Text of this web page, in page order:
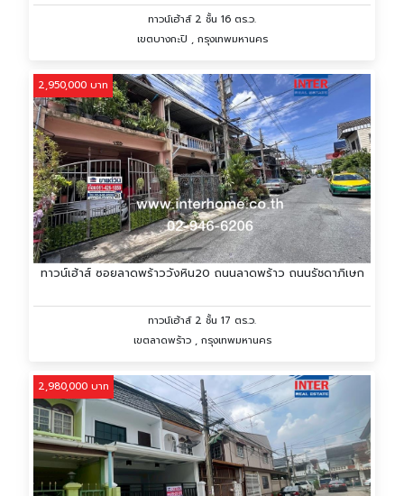
ทาวน์เฮ้าส์ 2 ชั้น 16 ตร.ว.
เขตบางกะปิ , กรุงเทพมหานคร
2,950,000 บาท
ทาวน์เฮ้าส์ ซอยลาดพร้าววังหิน20 ถนนลาดพร้าว ถนนรัชดาภิเษก
ทาวน์เฮ้าส์ 2 ชั้น 17 ตร.ว.
เขตลาดพร้าว , กรุงเทพมหานคร
2,980,000 บาท